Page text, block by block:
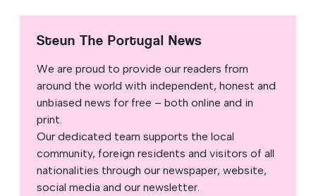
Steun The Portugal News
We are proud to provide our readers from
around the world with independent, honest and
unbiased news for free – both online and in
print.
Our dedicated team supports the local
community, foreign residents and visitors of all
nationalities through our newspaper, website,
social media and our newsletter.